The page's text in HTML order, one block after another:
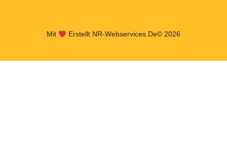
Mit Erstellt NR-Webservices.de© 2026